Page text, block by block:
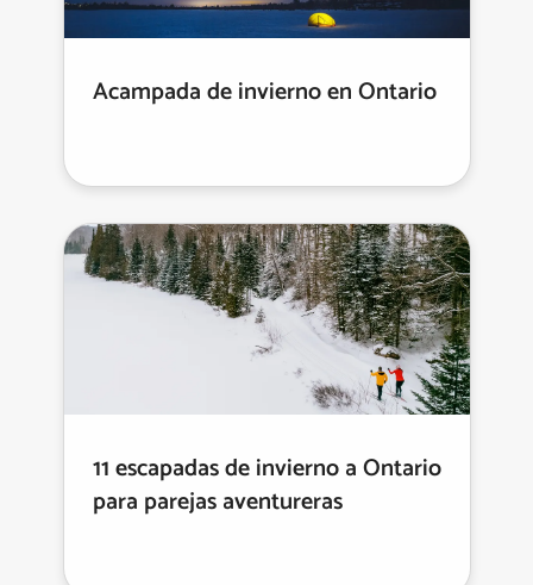
Acampada de invierno en Ontario
11 escapadas de invierno a Ontario
para parejas aventureras